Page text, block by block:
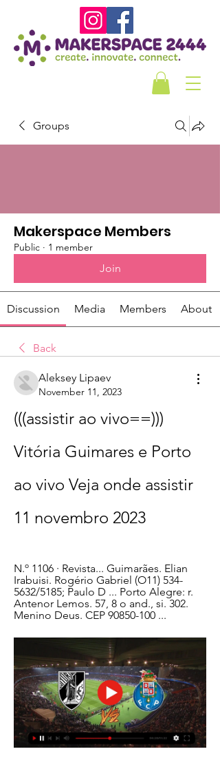
Groups
Makerspace Members
Public · 1 member
Join
Discussion Media Members About
Back
Aleksey Lipaev
November 11, 2023
(((assistir ao vivo==)))
Vitória Guimares e Porto
ao vivo Veja onde assistir
11 novembro 2023
N.º 1106 · ‎Revista... Guimarães. Elian
Irabuisi. Rogério Gabriel (O11) 534-
5632/5185; Paulo D ... Porto Alegre: r.
Antenor Lemos. 57, 8 o and., si. 302.
Menino Deus. CEP 90850-100 ...